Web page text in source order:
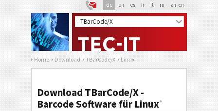
de en es fr it ru zh-cn
Home Download TBarCode/X Linux
Download TBarCode/X -
Barcode Software für Linux®